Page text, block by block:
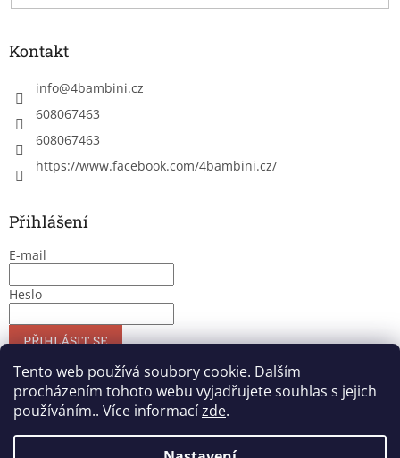
Tento web používá soubory cookie. Dalším
procházením tohoto webu vyjadřujete souhlas s jejich
používáním.. Více informacízde.
Kontakt
info@4bambini.cz
608067463
608067463
https://www.facebook.com/4bambini.cz/
Přihlášení
E-mail
Heslo
PŘIHLÁSIT SE
Nová registraceZapomenuté heslo